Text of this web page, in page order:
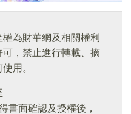
為財華網及相關權利
可，禁止進行轉載、摘
用。
書面確認及授權後，